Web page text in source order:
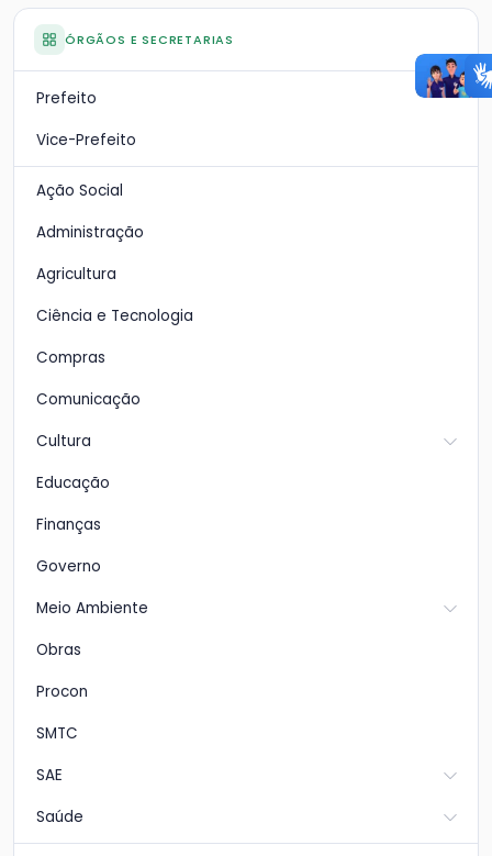
ÓRGÃOS E SECRETARIAS
Prefeito
Vice-Prefeito
Ação Social
Administração
Agricultura
Ciência e Tecnologia
Compras
Comunicação
Cultura
Educação
Finanças
Governo
Meio Ambiente
Obras
Procon
SMTC
SAE
Saúde